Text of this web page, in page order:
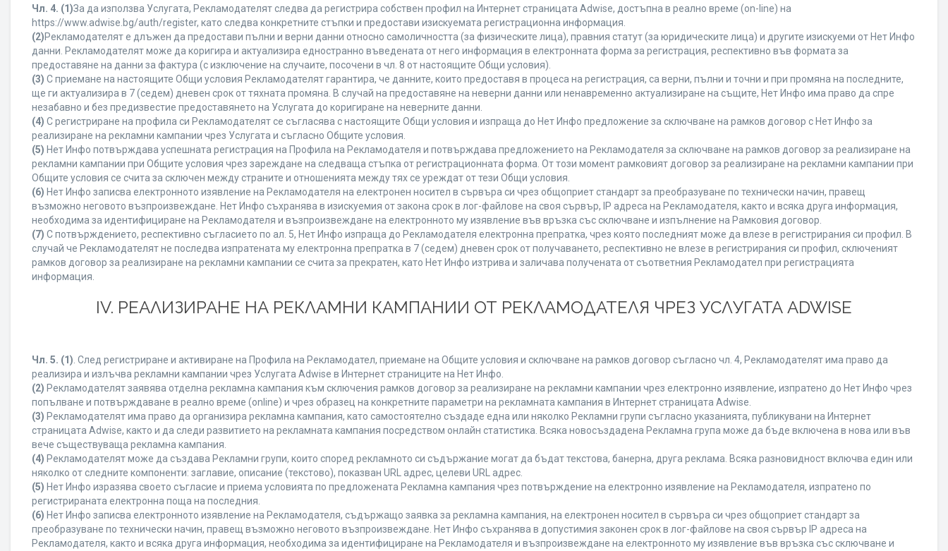
Чл. 4. (1)За да използва Услугата, Рекламодателят следва да регистрира собствен профил на Интернет страницата Adwise, достъпна в реално време (on-line) на
https://www.adwise.bg/auth/register, като следва конкретните стъпки и предостави изискуемата регистрационна информация.
(2)Рекламодателят е длъжен да предостави пълни и верни данни относно самоличността (за физическите лица), правния статут (за юридическите лица) и другите изискуеми от Нет Инфо
данни. Рекламодателят може да коригира и актуализира едностранно въведената от него информация в електронната форма за регистрация, респективно във формата за
предоставяне на данни за фактура (с изключение на случаите, посочени в чл. 8 от настоящите Общи условия).
(3) С приемане на настоящите Общи условия Рекламодателят гарантира, че данните, които предоставя в процеса на регистрация, са верни, пълни и точни и при промяна на последните,
ще ги актуализира в 7 (седем) дневен срок от тяхната промяна. В случай на предоставяне на неверни данни или ненавременно актуализиране на същите, Нет Инфо има право да спре
незабавно и без предизвестие предоставянето на Услугата до коригиране на неверните данни.
(4) С регистриране на профила си Рекламодателят се съгласява с настоящите Общи условия и изпраща до Нет Инфо предложение за сключване на рамков договор с Нет Инфо за
реализиране на рекламни кампании чрез Услугата и съгласно Общите условия.
(5) Нет Инфо потвърждава успешната регистрация на Профила на Рекламодателя и потвърждава предложението на Рекламодателя за сключване на рамков договор за реализиране на
рекламни кампании при Общите условия чрез зареждане на следваща стъпка от регистрационната форма. От този момент рамковият договор за реализиране на рекламни кампании при
Общите условия се счита за сключен между страните и отношенията между тях се уреждат от тези Общи условия.
(6) Нет Инфо записва електронното изявление на Рекламодателя на електронен носител в сървъра си чрез общоприет стандарт за преобразуване по технически начин, правещ
възможно неговото възпроизвеждане. Нет Инфо съхранява в изискуемия от закона срок в лог-файлове на своя сървър, IP адреса на Рекламодателя, както и всяка друга информация,
необходима за идентифициране на Рекламодателя и възпроизвеждане на електронното му изявление във връзка със сключване и изпълнение на Рамковия договор.
(7) С потвърждението, респективно съгласието по ал. 5, Нет Инфо изпраща до Рекламодателя електронна препратка, чрез която последният може да влезе в регистрирания си профил. В
случай че Рекламодателят не последва изпратената му електронна препратка в 7 (седем) дневен срок от получаването, респективно не влезе в регистрирания си профил, сключеният
рамков договор за реализиране на рекламни кампании се счита за прекратен, като Нет Инфо изтрива и заличава получената от съответния Рекламодател при регистрацията
информация.
IV. РЕАЛИЗИРАНЕ НА РЕКЛАМНИ КАМПАНИИ ОТ РЕКЛАМОДАТЕЛЯ ЧРЕЗ УСЛУГАТА ADWISE
Чл. 5. (1) . След регистриране и активиране на Профила на Рекламодател, приемане на Общите условия и сключване на рамков договор съгласно чл. 4, Рекламодателят има право да
реализира и излъчва рекламни кампании чрез Услугата Adwise в Интернет страниците на Нет Инфо.
(2) Рекламодателят заявява отделна рекламна кампания към сключения рамков договор за реализиране на рекламни кампании чрез електронно изявление, изпратено до Нет Инфо чрез
попълване и потвърждаване в реално време (online) и чрез образец на конкретните параметри на рекламната кампания в Интернет страницата Adwise.
(3) Рекламодателят има право да организира рекламна кампания, като самостоятелно създаде една или няколко Рекламни групи съгласно указанията, публикувани на Интернет
страницата Adwise, както и да следи развитието на рекламната кампания посредством онлайн статистика. Всяка новосъздадена Рекламна група може да бъде включена в нова или във
вече съществуваща рекламна кампания.
(4) Рекламодателят може да създава Рекламни групи, които според рекламното си съдържание могат да бъдат текстова, банерна, друга реклама. Всяка разновидност включва един или
няколко от следните компоненти: заглавие, описание (текстово), показван URL адрес, целеви URL адрес.
(5) Нет Инфо изразява своето съгласие и приема условията по предложената Рекламна кампания чрез потвърждение на електронно изявление на Рекламодателя, изпратено по
регистрираната електронна поща на последния.
(6) Нет Инфо записва електронното изявление на Рекламодателя, съдържащо заявка за рекламна кампания, на електронен носител в сървъра си чрез общоприет стандарт за
преобразуване по технически начин, правещ възможно неговото възпроизвеждане. Нет Инфо съхранява в допустимия законен срок в лог-файлове на своя сървър IP адреса на
Рекламодателя, както и всяка друга информация, необходима за идентифициране на Рекламодателя и възпроизвеждане на електронното му изявление във връзка със сключване и